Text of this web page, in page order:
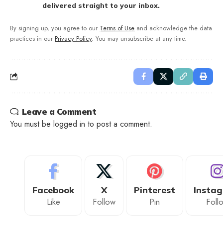
delivered straight to your inbox.
By signing up, you agree to our Terms of Use and acknowledge the data
practices in our Privacy Policy. You may unsubscribe at any time.
Leave a Comment
You must be logged in to post a comment.
Facebook
Like
X
Follow
Pinterest
Pin